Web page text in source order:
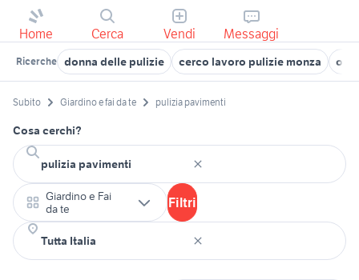
Home Cerca Vendi Messaggi
Ricerche donna delle pulizie cerco lavoro pulizie monza
Subito Giardino e fai da te pulizia pavimenti
Cosa cerchi?
Giardino e Fai
da te
Filtri